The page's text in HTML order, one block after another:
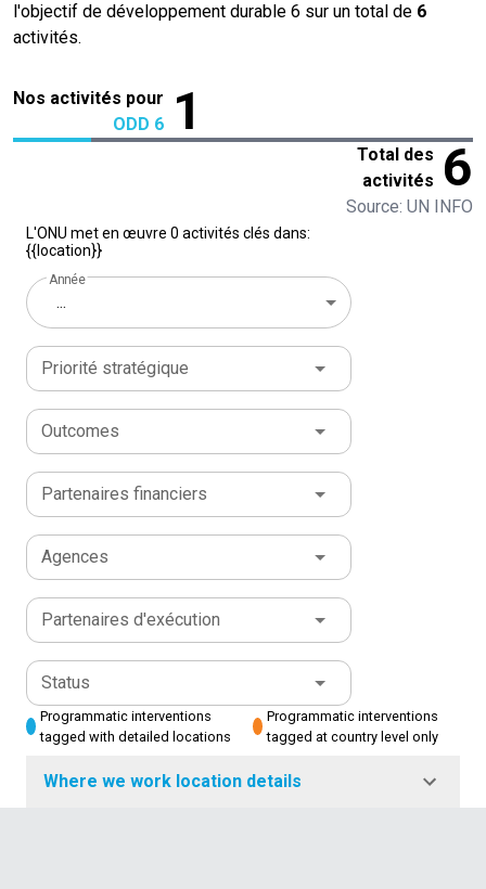
l'objectif de développement durable 6 sur un total de 6
activités.
Nos activités pour
ODD 6
1
Total des
activités 6
Source: UN INFO
L'ONU met en œuvre 0 activités clés dans:
{{location}}
Année
...
Priorité stratégique
Outcomes
Partenaires financiers
Agences
Partenaires d'exécution
Status
Programmatic interventions
tagged with detailed locations
Programmatic interventions
tagged at country level only
Where we work location details